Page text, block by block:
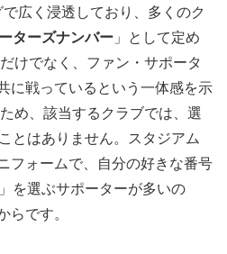
広く浸透しており、多くのク
ターズナンバー 」として定め
けでなく、ファン・サポータ
に戦っているという一体感を示
め、該当するクラブでは、選
とはありません。スタジアム
フォームで、自分の好きな番号
を選ぶサポーターが多いの
らです。